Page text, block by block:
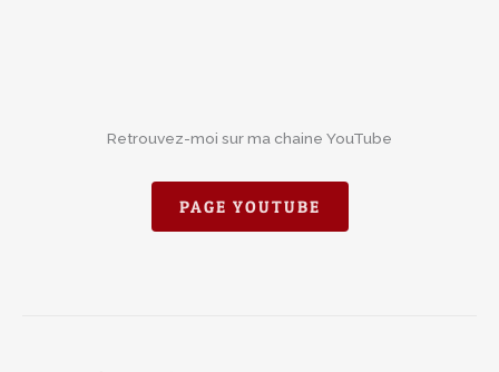
Retrouvez-moi sur ma chaine YouTube
PAGE YOUTUBE